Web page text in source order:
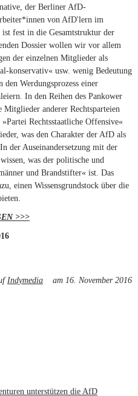
der Berliner AfD-
von AfD'lern im
fest in die Gesamtstruktur der
Dossier wollen wir vor allem
der einzelnen Mitglieder als
konservativ« usw. wenig Bedeutung
den Werdungsprozess einer
In den Reihen des Pankower
Mitglieder anderer Rechtsparteien
Rechtsstaatliche Offensive«
was den Charakter der AfD als
der Auseinandersetzung mit der
was der politische und
und Brandstifter« ist. Das
einen Wissensgrundstock über die
>>>
Indymedia (link is external)
am 16. November 2016
unterstützen die AfD